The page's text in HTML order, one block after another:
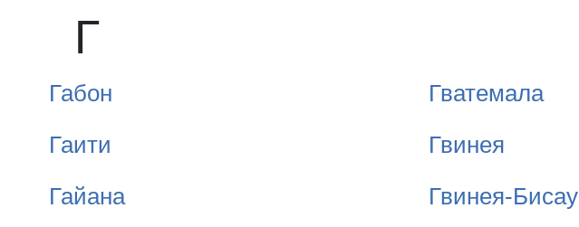
Г
Габон
Гаити
Гайана
Гватемала
Гвинея
Гвинея-Бисау